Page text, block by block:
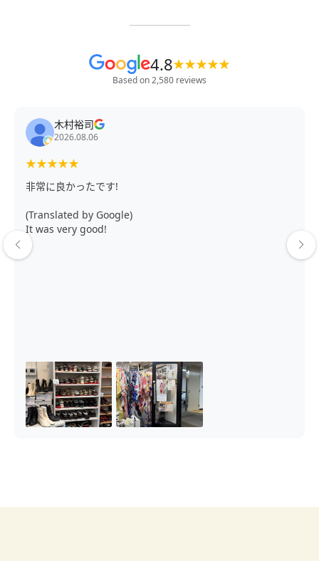
4.8★★★★★
Based on 2,580 reviews
木村裕司
2026.08.06
★★★★★
非常に良かったです!
(Translated by Google)
It was very good!